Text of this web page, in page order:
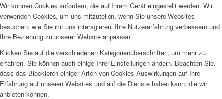
Wir können Cookies anfordern, die auf Ihrem Gerät eingestellt werden. Wir
verwenden Cookies, um uns mitzuteilen, wenn Sie unsere Websites
besuchen, wie Sie mit uns interagieren, Ihre Nutzererfahrung verbessern und
Ihre Beziehung zu unserer Website anpassen.
Klicken Sie auf die verschiedenen Kategorienüberschriften, um mehr zu
erfahren. Sie können auch einige Ihrer Einstellungen ändern. Beachten Sie,
dass das Blockieren einiger Arten von Cookies Auswirkungen auf Ihre
Erfahrung auf unseren Websites und auf die Dienste haben kann, die wir
anbieten können.